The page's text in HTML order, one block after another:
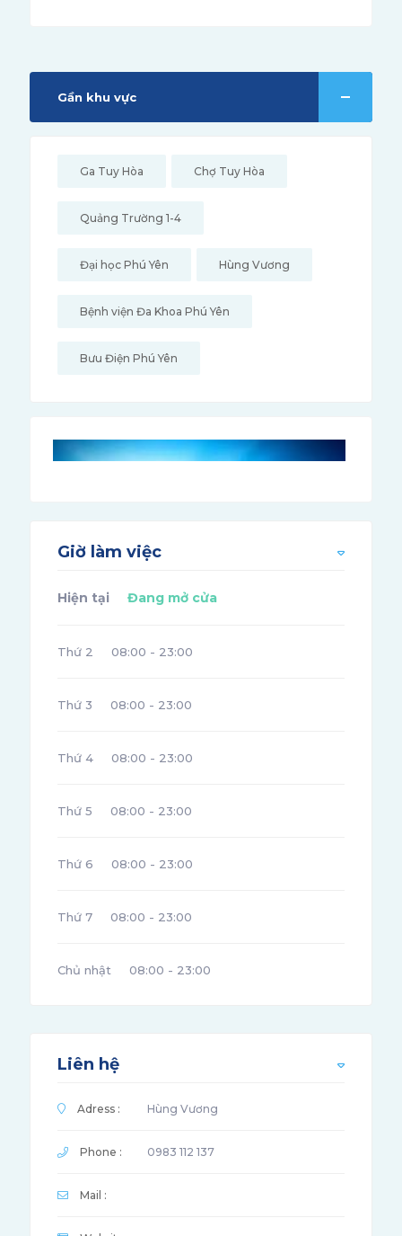
Gần khu vực
Ga Tuy Hòa Chợ Tuy Hòa
Quảng Trường 1-4
Đại học Phú Yên Hùng Vương
Bệnh viện Đa Khoa Phú Yên
Bưu Điện Phú Yên
Giờ làm việc
Hiện tại Đang mở cửa
Thứ 2 08:00 - 23:00
Thứ 3 08:00 - 23:00
Thứ 4 08:00 - 23:00
Thứ 5 08:00 - 23:00
Thứ 6 08:00 - 23:00
Thứ 7 08:00 - 23:00
Chủ nhật 08:00 - 23:00
Liên hệ
Adress : Hùng Vương
Phone : 0983 112 137
Mail :